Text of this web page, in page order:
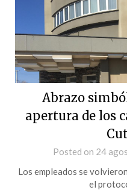
Abrazo
apertura de los
Posted on 24
Los empleados se
el